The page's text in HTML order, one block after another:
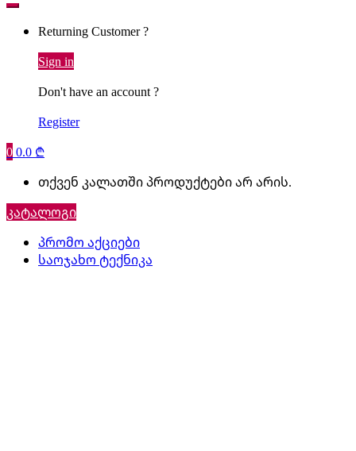
Returning Customer ?
Sign in
Don't have an account ?
Register
00.0 ₾
თქვენ კალათში პროდუქტები არ არის.
კატალოგი
პრომო აქციები
საოჯახო ტექნიკა